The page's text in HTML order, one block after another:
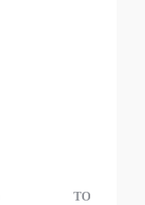
TOP3交易国